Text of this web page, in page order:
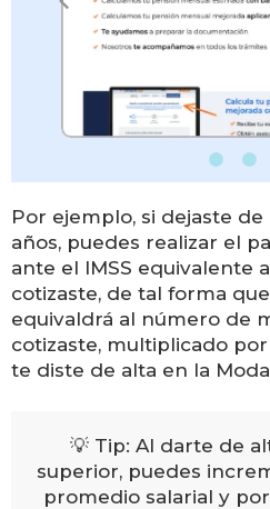
Por ejemplo, si dejaste
años, puedes realizar el
ante el IMSS equivalente
cotizaste, de tal forma
equivaldrá al número de
cotizaste, multiplicado
te diste de alta en la
💡 Tip: Al darte de
superior, puedes
promedio salarial y